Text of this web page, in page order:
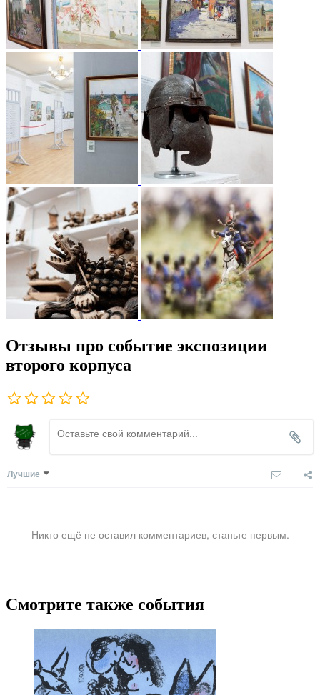
Отзывы про событие экспозиции
второго корпуса
Лучшие
Никто ещё не оставил комментариев, станьте первым.
Смотрите также события